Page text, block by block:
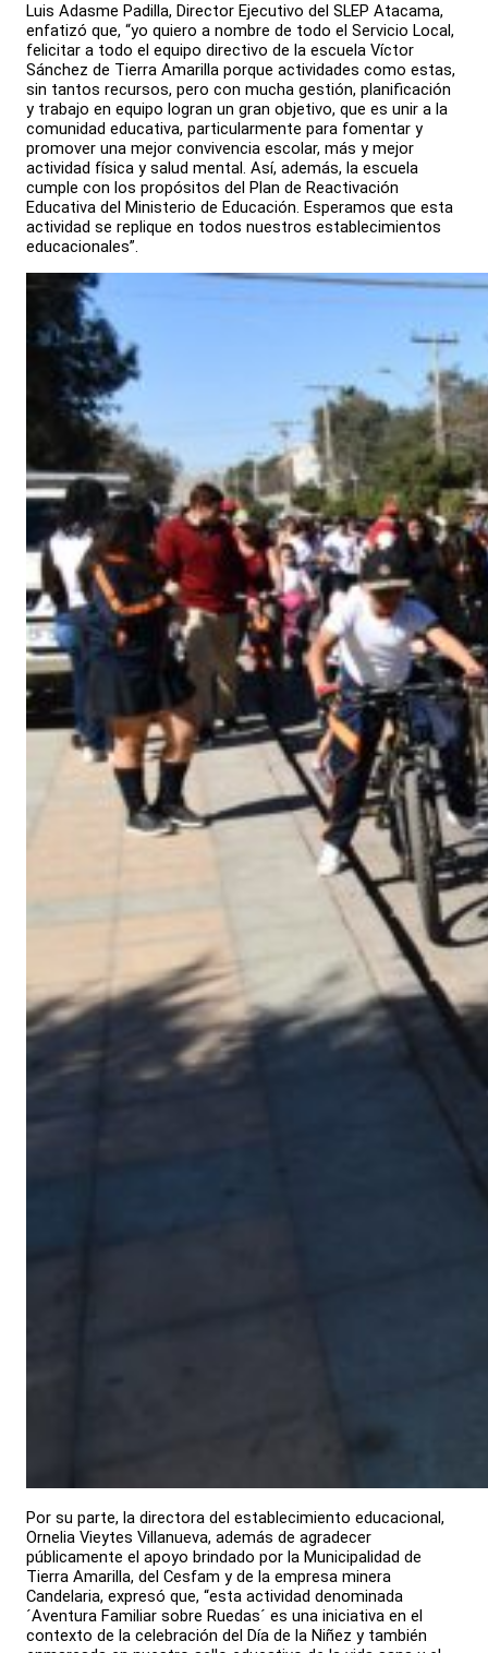
Luis Adasme Padilla, Director Ejecutivo del SLEP Atacama,
enfatizó que, “yo quiero a nombre de todo el Servicio Local,
felicitar a todo el equipo directivo de la escuela Víctor
Sánchez de Tierra Amarilla porque actividades como estas,
sin tantos recursos, pero con mucha gestión, planificación
y trabajo en equipo logran un gran objetivo, que es unir a la
comunidad educativa, particularmente para fomentar y
promover una mejor convivencia escolar, más y mejor
actividad física y salud mental. Así, además, la escuela
cumple con los propósitos del Plan de Reactivación
Educativa del Ministerio de Educación. Esperamos que esta
actividad se replique en todos nuestros establecimientos
educacionales”.
Por su parte, la directora del establecimiento educacional,
Ornelia Vieytes Villanueva, además de agradecer
públicamente el apoyo brindado por la Municipalidad de
Tierra Amarilla, del Cesfam y de la empresa minera
Candelaria, expresó que, “esta actividad denominada
´Aventura Familiar sobre Ruedas´ es una iniciativa en el
contexto de la celebración del Día de la Niñez y también